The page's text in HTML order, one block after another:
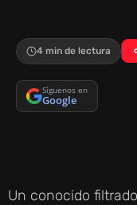
4 min de lectura
Síguenos en
Google
Un conocido